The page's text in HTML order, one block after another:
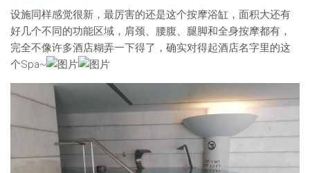
设施同样感觉很新，最厉害的还是这个按摩浴缸，面积大还有
好几个不同的功能区域，肩颈、腰腹、腿脚和全身按摩都有，
完全不像许多酒店糊弄一下得了，确实对得起酒店名字里的这
个Spa~